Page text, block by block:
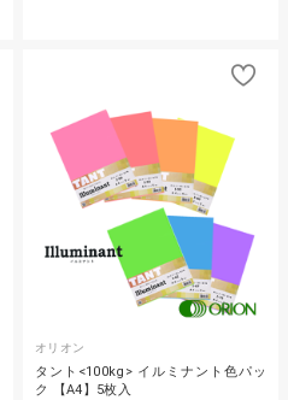
オリオン
タント<100kg> イルミナント色パッ
ク 【A4】5枚入